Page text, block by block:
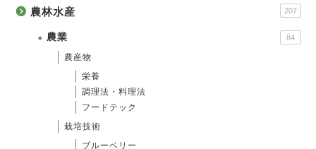
農林水産 207
農業 84
農産物
栄養
調理法・料理法
フードテック
栽培技術
ブルーベリー